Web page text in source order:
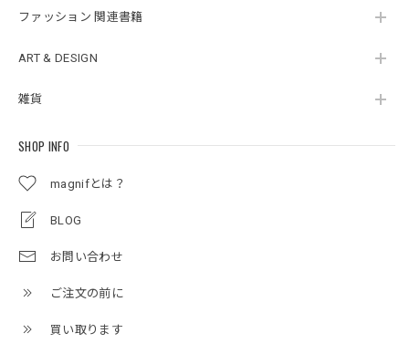
ファッション 関連書籍
ART & DESIGN
雑貨
SHOP INFO
magnifとは？
BLOG
お問い合わせ
ご注文の前に
買い取ります